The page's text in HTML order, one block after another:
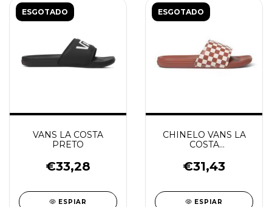
ESGOTADO
VANS LA COSTA
PRETO
€33,28
ESPIAR
ESGOTADO
CHINELO VANS LA
COSTA
SAUCE
€31,43
ESPIAR